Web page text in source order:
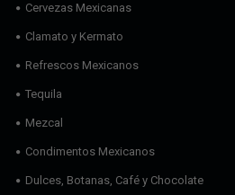
Cervezas Mexicanas
Clamato y Kermato
Refrescos Mexicanos
Tequila
Mezcal
Condimentos Mexicanos
Dulces, Botanas, Café y Chocolate